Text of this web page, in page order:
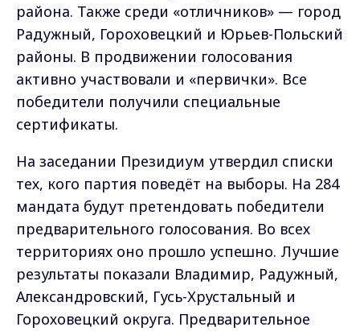
района. Также среди «отличников» — город
Радужный, Гороховецкий и Юрьев-Польский
районы. В продвижении голосования
активно участвовали и «первички». Все
победители получили специальные
сертификаты.
На заседании Президиум утвердил списки
тех, кого партия поведёт на выборы. На 284
мандата будут претендовать победители
предварительного голосования. Во всех
территориях оно прошло успешно. Лучшие
результаты показали Владимир, Радужный,
Александровский, Гусь-Хрустальный и
Гороховецкий округа. Предварительное